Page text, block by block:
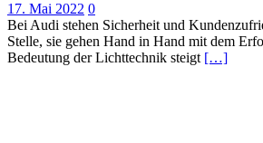
17. Mai 2022 0
Bei Audi stehen Sicherheit und
Stelle, sie gehen Hand in Hand mit dem
Bedeutung der Lichttechnik steigt […]